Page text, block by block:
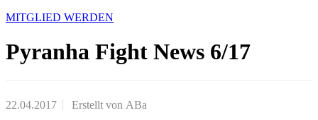
MITGLIED WERDEN
Pyranha Fight News 6/17
22.04.2017 Erstellt von ABa